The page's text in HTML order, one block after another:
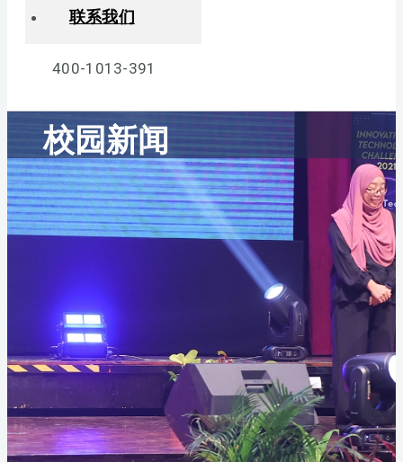
联系我们
400-1013-391
校园新闻